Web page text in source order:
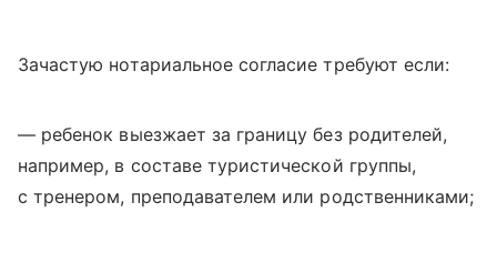
Зачастую нотариальное согласие требуют если:
— ребенок выезжает за границу без родителей,
например, в составе туристической группы,
с тренером, преподавателем или родственниками;